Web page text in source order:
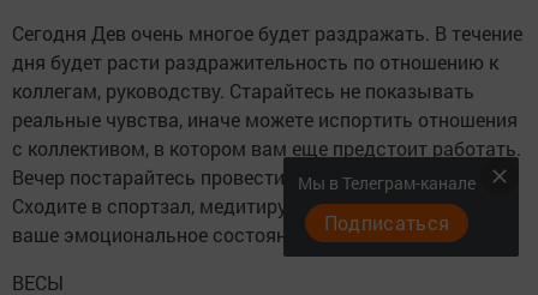
Сегодня Дев очень многое будет раздражать. В течение
дня будет расти раздражительность по отношению к
коллегам, руководству. Старайтесь не показывать
реальные чувства, иначе можете испортить отношения
с коллективом, в котором вам еще предстоит работать.
Вечер постарайтесь провести с пользой для себя.
Сходите в спортзал, медитируйте, это восстановит
ваше эмоциональное состояние.
ВЕСЫ
Мы в Телеграм-канале
Подписаться